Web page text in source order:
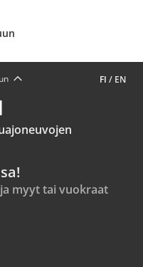
FI / EN
myyt tai vuokraat